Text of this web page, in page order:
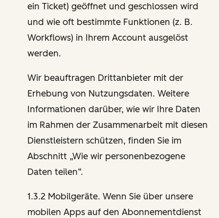
ein Ticket) geöffnet und geschlossen wird
und wie oft bestimmte Funktionen (z. B.
Workflows) in Ihrem Account ausgelöst
werden.
Wir beauftragen Drittanbieter mit der
Erhebung von Nutzungsdaten. Weitere
Informationen darüber, wie wir Ihre Daten
im Rahmen der Zusammenarbeit mit diesen
Dienstleistern schützen, finden Sie im
Abschnitt „Wie wir personenbezogene
Daten teilen“.
1.3.2 Mobilgeräte. Wenn Sie über unsere
mobilen Apps auf den Abonnementdienst